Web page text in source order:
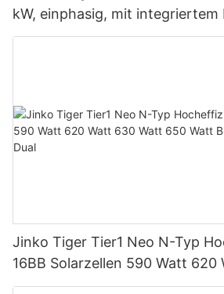
kW, einphasig, mit integriertem
unterstützt Parallelschaltung
Jinko Tiger Tier1 Neo N-Typ
16BB Solarzellen 590 Watt 620
650 Watt Bifaziales Modul mit